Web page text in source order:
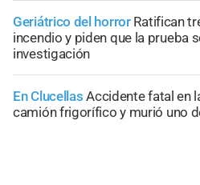
Geriátrico del horror Ratifican
incendio y piden que la prueba
investigación
En Clucellas Accidente fatal en
camión frigorífico y murió uno